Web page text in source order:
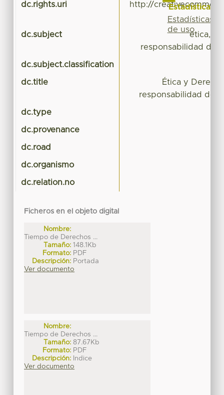
dc.rights.uri http://
dc.subject
ética,
responsabilidad del
dc.subject.classification
dc.title
Ética y
responsabilidad del
dc.type
dc.provenance
dc.road
dc.organismo
dc.relation.no
Ficheros en el objeto digital
Nombre:
Tiempo de Derechos ...
Tamaño: 148.1Kb
Formato: PDF
Descripción: Portada
Ver documento
Nombre:
Tiempo de Derechos ...
Tamaño: 87.67Kb
Formato: PDF
Descripción: Indice
Ver documento
Estadísticas
Estadísticas
de uso